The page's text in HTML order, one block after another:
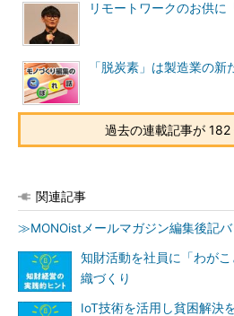
リモートワークのお供に
「脱炭素」は製造業の
過去の連載記事が 182
関連記事
≫MONOistメールマガジン編集後記
知財活動を社員に「わが
織づくり
IoT技術を活用し貧困解決